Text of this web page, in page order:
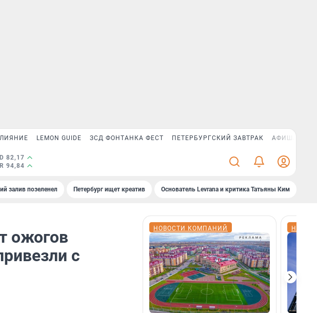
LEMON GUIDE ЗСД ФОНТАНКА ФЕСТ ПЕТЕРБУРГСКИЙ ЗАВТРАК АФИША PLUS
82,17
94,84
залив позеленел Петербург ищет креатив Основатель Levrana и критика Татьяны Ким
ожогов
с
НОВОСТИ КОМПАНИЙ